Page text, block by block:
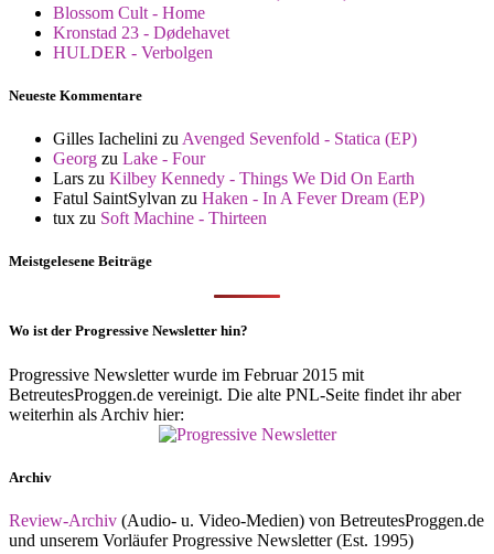
Blossom Cult - Home
Kronstad 23 - Dødehavet
HULDER - Verbolgen
Neueste Kommentare
Gilles Iachelini zu Avenged Sevenfold - Statica (EP)
Georg zu Lake - Four
Lars zu Kilbey Kennedy - Things We Did On Earth
Fatul SaintSylvan zu Haken - In A Fever Dream (EP)
tux zu Soft Machine - Thirteen
Meistgelesene Beiträge
Wo ist der Progressive Newsletter hin?
Progressive Newsletter wurde im Februar 2015 mit
BetreutesProggen.de vereinigt. Die alte PNL-Seite findet ihr aber
weiterhin als Archiv hier:
Archiv
Review-Archiv (Audio- u. Video-Medien) von BetreutesProggen.de
und unserem Vorläufer Progressive Newsletter (Est. 1995)